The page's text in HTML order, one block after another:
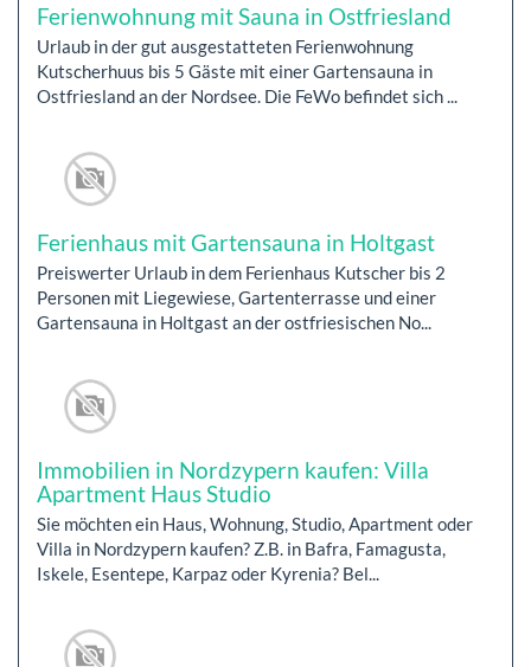
Ferienwohnung mit Sauna in Ostfriesland
Urlaub in der gut ausgestatteten Ferienwohnung
Kutscherhuus bis 5 Gäste mit einer Gartensauna in
Ostfriesland an der Nordsee. Die FeWo befindet sich ...
Ferienhaus mit Gartensauna in Holtgast
Preiswerter Urlaub in dem Ferienhaus Kutscher bis 2
Personen mit Liegewiese, Gartenterrasse und einer
Gartensauna in Holtgast an der ostfriesischen No...
Immobilien in Nordzypern kaufen: Villa
Apartment Haus Studio
Sie möchten ein Haus, Wohnung, Studio, Apartment oder
Villa in Nordzypern kaufen? Z.B. in Bafra, Famagusta,
Iskele, Esentepe, Karpaz oder Kyrenia? Bel...